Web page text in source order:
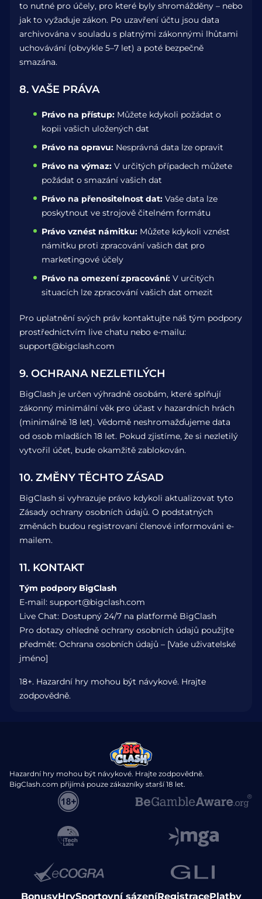
to nutné pro účely, pro které byly shromážděny – nebo
jak to vyžaduje zákon. Po uzavření účtu jsou data
archivována v souladu s platnými zákonnými lhůtami
uchovávání (obvykle 5–7 let) a poté bezpečně
smazána.
8. VAŠE PRÁVA
Právo na přístup: Můžete kdykoli požádat o
kopii vašich uložených dat
Právo na opravu: Nesprávná data lze opravit
Právo na výmaz: V určitých případech můžete
požádat o smazání vašich dat
Právo na přenositelnost dat: Vaše data lze
poskytnout ve strojově čitelném formátu
Právo vznést námitku: Můžete kdykoli vznést
námitku proti zpracování vašich dat pro
marketingové účely
Právo na omezení zpracování: V určitých
situacích lze zpracování vašich dat omezit
Pro uplatnění svých práv kontaktujte náš tým podpory
prostřednictvím live chatu nebo e-mailu:
support@bigclash.com
9. OCHRANA NEZLETILÝCH
BigClash je určen výhradně osobám, které splňují
zákonný minimální věk pro účast v hazardních hrách
(minimálně 18 let). Vědomě neshromažďujeme data
od osob mladších 18 let. Pokud zjistíme, že si nezletilý
vytvořil účet, bude okamžitě zablokován.
10. ZMĚNY TĚCHTO ZÁSAD
BigClash si vyhrazuje právo kdykoli aktualizovat tyto
Zásady ochrany osobních údajů. O podstatných
změnách budou registrovaní členové informováni e-
mailem.
11. KONTAKT
Tým podpory BigClash
E-mail: support@bigclash.com
Live Chat: Dostupný 24/7 na platformě BigClash
Pro dotazy ohledně ochrany osobních údajů použijte
předmět: Ochrana osobních údajů – [Vaše uživatelské
jméno]
18+. Hazardní hry mohou být návykové. Hrajte
zodpovědně.
Hazardní hry mohou být návykové. Hrajte zodpovědně.
BigClash.com přijímá pouze zákazníky starší 18 let.
BonusyHrySportovní sázeníRegistracePlatby